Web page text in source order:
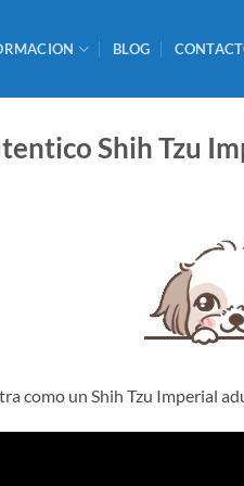
BLOG
Shih Tzu
como un Shih Tzu Imperial